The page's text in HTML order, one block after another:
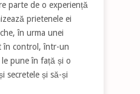
parte de o experiență
prietenele ei
în urma unei
în control, într-un
pune în față și o
secretele și să-și